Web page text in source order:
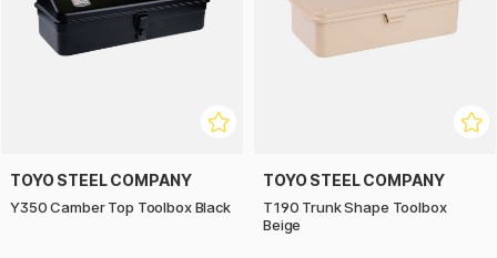
TOYO STEEL COMPANY
Y350 Camber Top Toolbox Black
TOYO STEEL COMPANY
T190 Trunk Shape Toolbox
Beige